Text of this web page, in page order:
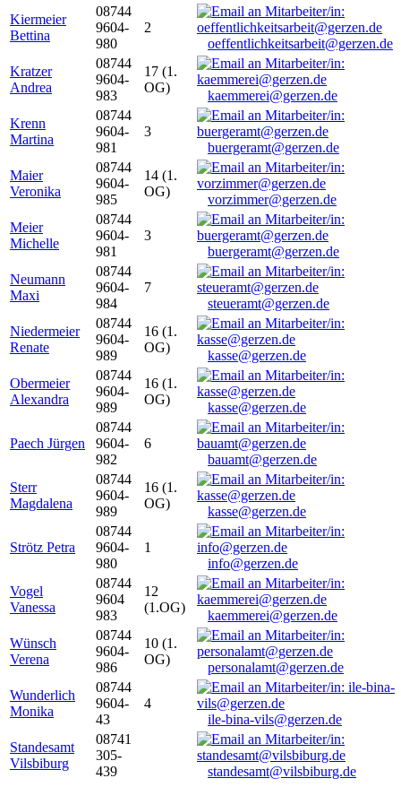
Kiermeier
Bettina
08744
9604-
980
2
oeffentlichkeitsarbeit@gerzen.de
Kratzer
Andrea
08744
9604-
983
17 (1.
OG)
kaemmerei@gerzen.de
Krenn
Martina
08744
9604-
981
3
buergeramt@gerzen.de
Maier
Veronika
08744
9604-
985
14 (1.
OG)
vorzimmer@gerzen.de
Meier
Michelle
08744
9604-
981
3
buergeramt@gerzen.de
Neumann
Maxi
08744
9604-
984
7
steueramt@gerzen.de
Niedermeier
Renate
08744
9604-
989
16 (1.
OG)
kasse@gerzen.de
Obermeier
Alexandra
08744
9604-
989
16 (1.
OG)
kasse@gerzen.de
Paech Jürgen
08744
9604-
982
6
bauamt@gerzen.de
Sterr
Magdalena
08744
9604-
989
16 (1.
OG)
kasse@gerzen.de
Strötz Petra
08744
9604-
980
1
info@gerzen.de
Vogel
Vanessa
08744
9604
983
12
(1.OG)
kaemmerei@gerzen.de
Wünsch
Verena
08744
9604-
986
10 (1.
OG)
personalamt@gerzen.de
Wunderlich
Monika
08744
9604-
43
4
ile-bina-vils@gerzen.de
Standesamt
Vilsbiburg
08741
305-
439
standesamt@vilsbiburg.de